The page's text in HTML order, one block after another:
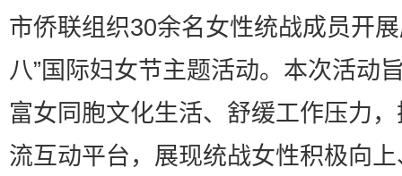
市侨联组织30余名女性统战成员开展
八”国际妇女节主题活动。本次活动
富女同胞文化生活、舒缓工作压力
流互动平台，展现统战女性积极向